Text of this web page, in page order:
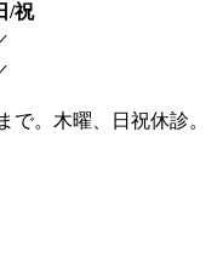
/祝
で。木曜、日祝休診。